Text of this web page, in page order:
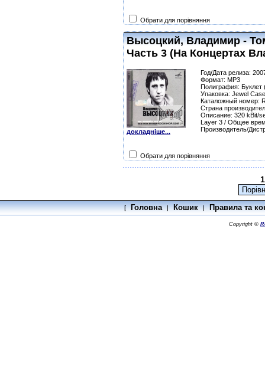
Обрати для порівняння
Высоцкий, Владимир -
Часть 3 (На Концертах
докладніше...
Год/Дата релиза:
Формат: MP3
Полиграфия: Буклет
Упаковка: Jewel Case
Каталожный номер:
Страна
Описание: 320 kBit/
Layer 3 / Общее
Производитель/
Обрати для порівняння
1
[ Головна | Кошик | Правила та
Copyright ©